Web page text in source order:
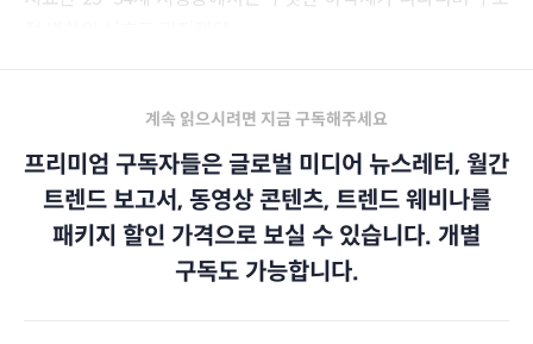
계속 읽으시려면 지금 구독해주세요
프리미엄 구독자들은 글로벌 미디어 뉴스레터, 월간
트렌드 보고서, 동영상 콘텐츠, 트렌드 웨비나를
패키지 할인 가격으로 보실 수 있습니다. 개별
구독도 가능합니다.